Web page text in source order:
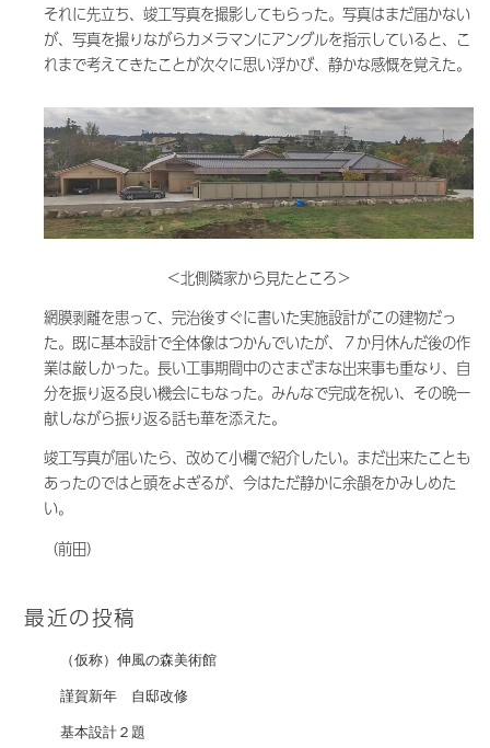
それに先立ち、竣工写真を撮影してもらった。写真はまだ届かない
が、写真を撮りながらカメラマンにアングルを指示していると、こ
れまで考えてきたことが次々に思い浮かび、静かな感慨を覚えた。
＜北側隣家から見たところ＞
網膜剥離を患って、完治後すぐに書いた実施設計がこの建物だっ
た。既に基本設計で全体像はつかんでいたが、７か月休んだ後の作
業は厳しかった。長い工事期間中のさまざまな出来事も重なり、自
分を振り返る良い機会にもなった。みんなで完成を祝い、その晩一
献しながら振り返る話も華を添えた。
竣工写真が届いたら、改めて小欄で紹介したい。まだ出来たことも
あったのではと頭をよぎるが、今はただ静かに余韻をかみしめた
い。
（前田）
最近の投稿
（仮称）伸風の森美術館
謹賀新年 自邸改修
基本設計２題